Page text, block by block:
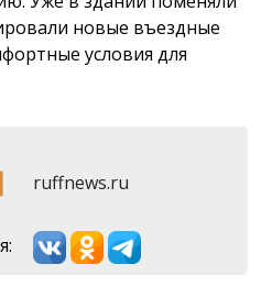
новые въездные
условия для
ruffnews.ru